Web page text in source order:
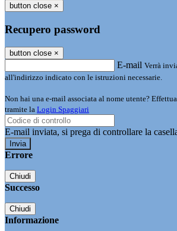
button close ×
Recupero password
button close ×
E-mail Verrà
all'indirizzo indicato con le istruzioni necessarie.
Non hai una e-mail associata al nome utente?
tramite la Login Spaggiari
E-mail inviata, si prega di controllare la
Errore
Chiudi
Successo
Chiudi
Informazione